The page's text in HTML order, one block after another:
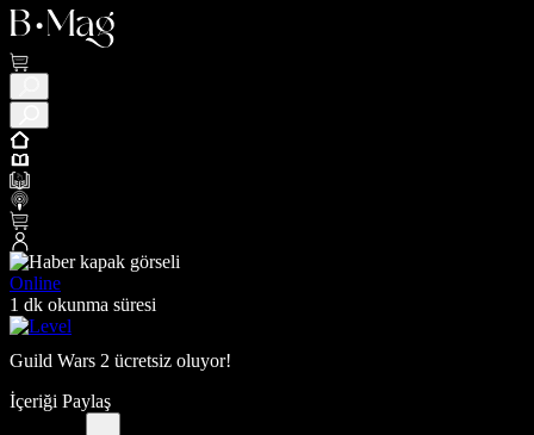
Online
1 dk okunma süresi
Guild Wars 2 ücretsiz oluyor!
İçeriği Paylaş